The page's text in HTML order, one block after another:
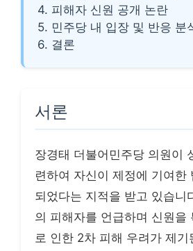
4. 피해자 신원 공개 논란
5. 민주당 내 입장 및 반응 분
6. 결론
서론
장경태 더불어민주당 의원이
련하여 자신이 제정에 기여한
되었다는 지적을 받고 있습니
의 피해자를 언급하며 신원을
로 인한 2차 피해 우려가 제